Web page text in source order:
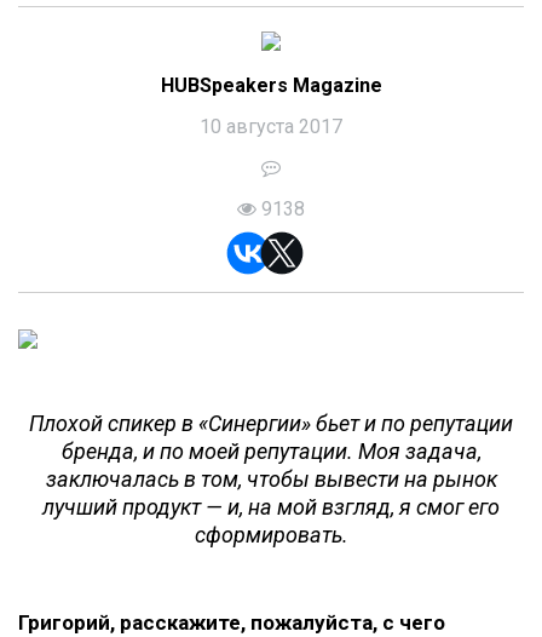
HUBSpeakers Magazine
10 августа 2017
9138
Плохой спикер в «Синергии» бьет и по репутации
бренда, и по моей репутации. Моя задача,
заключалась в том, чтобы вывести на рынок
лучший продукт — и, на мой взгляд, я смог его
сформировать.
Григорий, расскажите, пожалуйста, с чего